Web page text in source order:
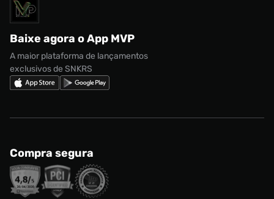
Marcas
adidas Campus
Nike Shox
Política de privacidade
Regulamento CRM/ CASHBACK
Regulamento Cupom
Solicite seus dados
Baixe agora o App MVP
A maior plataforma de lançamentos
exclusivos de SNKRS
Compra segura